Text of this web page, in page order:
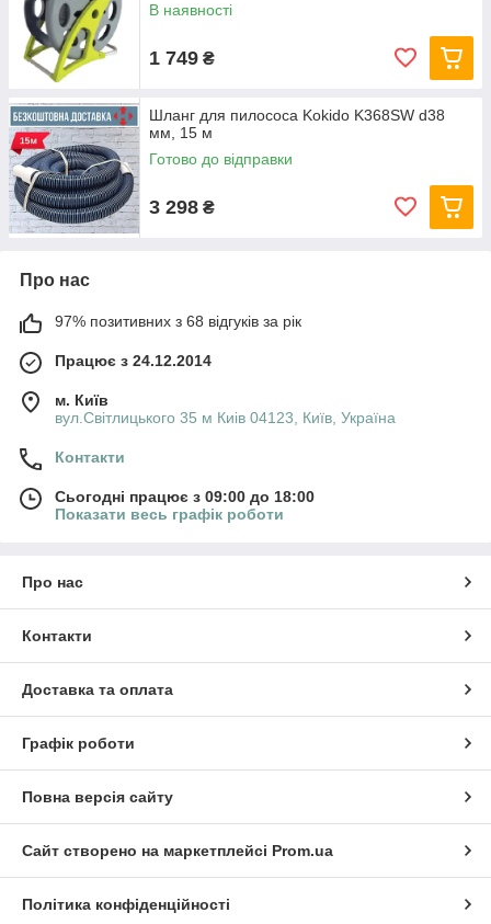
В наявності
1 749 ₴
Шланг для пилососа Kokido K368SW d38
мм, 15 м
Готово до відправки
3 298 ₴
Про нас
97% позитивних з 68 відгуків за рік
Працює з 24.12.2014
м. Київ
вул.Світлицького 35 м Киів 04123, Київ, Україна
Контакти
Сьогодні працює з 09:00 до 18:00
Показати весь графік роботи
Про нас
Контакти
Доставка та оплата
Графік роботи
Повна версія сайту
Сайт створено на маркетплейсі Prom.ua
Політика конфіденційності